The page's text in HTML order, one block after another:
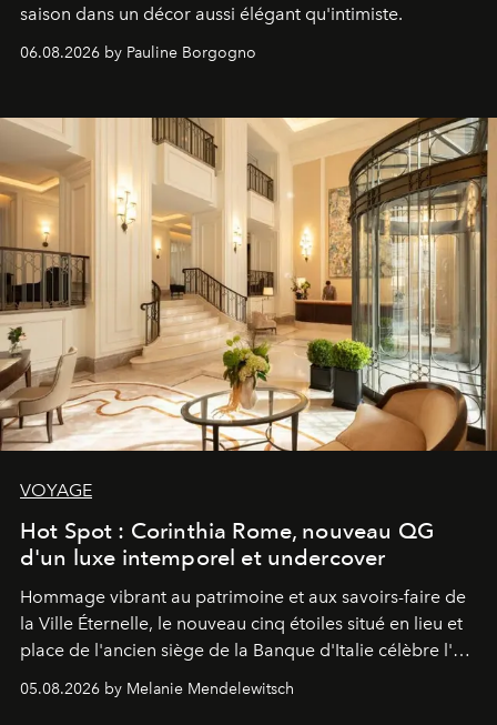
saison dans un décor aussi élégant qu'intimiste.
06.08.2026 by Pauline Borgogno
VOYAGE
Hot Spot : Corinthia Rome, nouveau QG
d'un luxe intemporel et undercover
Hommage vibrant au patrimoine et aux savoirs-faire de
la Ville Éternelle, le nouveau cinq étoiles situé en lieu et
place de l'ancien siège de la Banque d'Italie célèbre l'art
de vivre Romain dans toute son élégance intemporelle.
05.08.2026 by Melanie Mendelewitsch